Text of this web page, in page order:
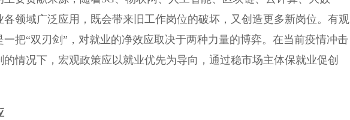
领域广泛应用，既会带来旧工作岗位的破坏，又创造更多新岗位。有观
把“双刃剑”，对就业的净效应取决于两种力量的博弈。在当前疫情冲击
情况下，宏观政策应以就业优先为导向，通过稳市场主体保就业促创